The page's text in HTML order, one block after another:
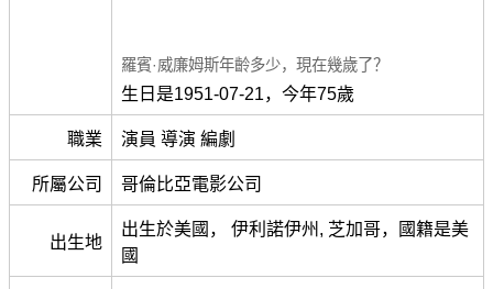
羅賓·威廉姆斯年齡多少，現在幾歲了？
生日是1951-07-21，今年75歲
職業 演員 導演 編劇
所屬公司 哥倫比亞電影公司
出生地
出生於美國， 伊利諾伊州, 芝加哥，國籍是美
國